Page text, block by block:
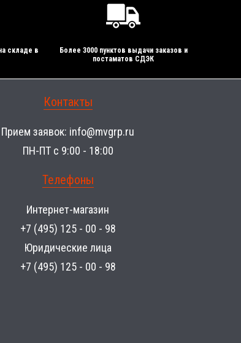
складе в
Более 3000 пунктов выдачи заказов и
постаматов СДЭК
Контакты
Прием заявок: info@mvgrp.ru
ПН-ПТ с 9:00 - 18:00
Телефоны
Интернет-магазин
+7 (495) 125 - 00 - 98
Юридические лица
+7 (495) 125 - 00 - 98